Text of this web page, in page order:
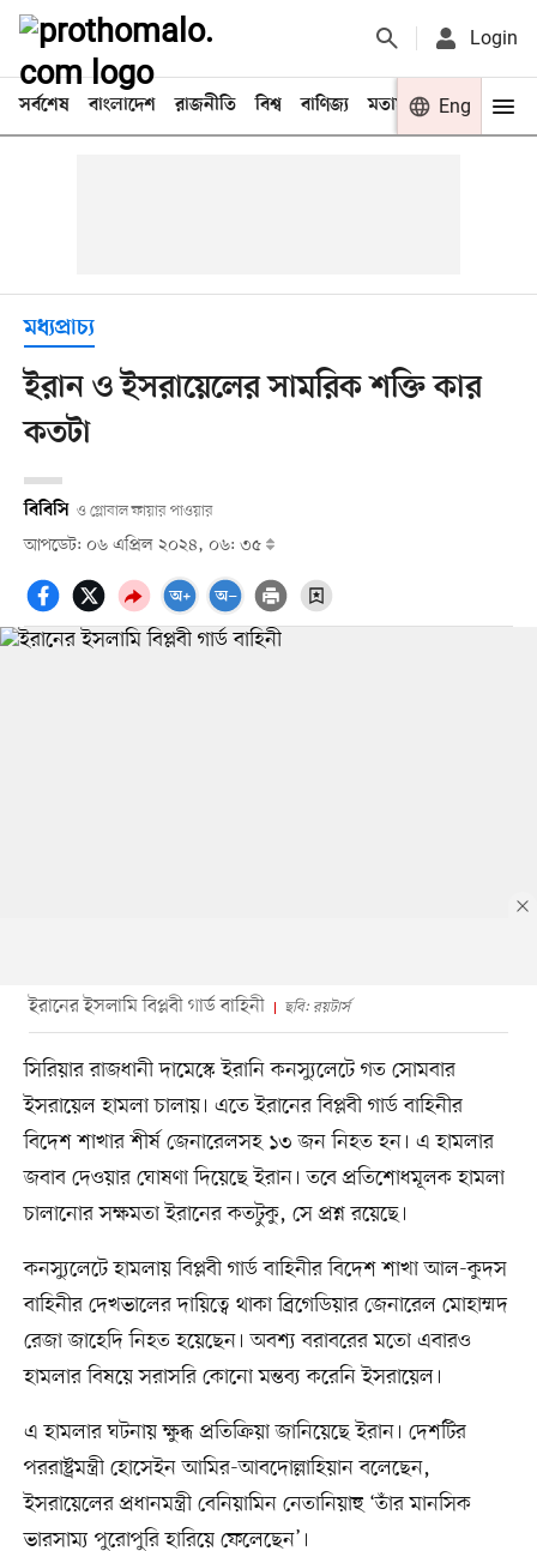
Login
সর্বশেষ বাংলাদেশ রাজনীতি বিশ্ব বাণিজ্য মতামত খেলা
Eng
মধ্যপ্রাচ্য
ইরান ও ইসরায়েলের সামরিক শক্তি কার
কতটা
বিবিসি ও গ্লোবাল ফায়ার পাওয়ার
আপডেট: ০৬ এপ্রিল ২০২৪, ০৬: ৩৫
ইরানের ইসলামি বিপ্লবী গার্ড বাহিনী ছবি: রয়টার্স
সিরিয়ার রাজধানী দামেস্কে ইরানি কনস্যুলেটে গত সোমবার
ইসরায়েল হামলা চালায়। এতে ইরানের বিপ্লবী গার্ড বাহিনীর
বিদেশ শাখার শীর্ষ জেনারেলসহ ১৩ জন নিহত হন। এ হামলার
জবাব দেওয়ার ঘোষণা দিয়েছে ইরান। তবে প্রতিশোধমূলক হামলা
চালানোর সক্ষমতা ইরানের কতটুকু, সে প্রশ্ন রয়েছে।
কনস্যুলেটে হামলায় বিপ্লবী গার্ড বাহিনীর বিদেশ শাখা আল-কুদস
বাহিনীর দেখভালের দায়িত্বে থাকা ব্রিগেডিয়ার জেনারেল মোহাম্মদ
রেজা জাহেদি নিহত হয়েছেন। অবশ্য বরাবরের মতো এবারও
হামলার বিষয়ে সরাসরি কোনো মন্তব্য করেনি ইসরায়েল।
এ হামলার ঘটনায় ক্ষুব্ধ প্রতিক্রিয়া জানিয়েছে ইরান। দেশটির
পররাষ্ট্রমন্ত্রী হোসেইন আমির-আবদোল্লাহিয়ান বলেছেন,
ইসরায়েলের প্রধানমন্ত্রী বেনিয়ামিন নেতানিয়াহু ‘তাঁর মানসিক
ভারসাম্য পুরোপুরি হারিয়ে ফেলেছেন’।